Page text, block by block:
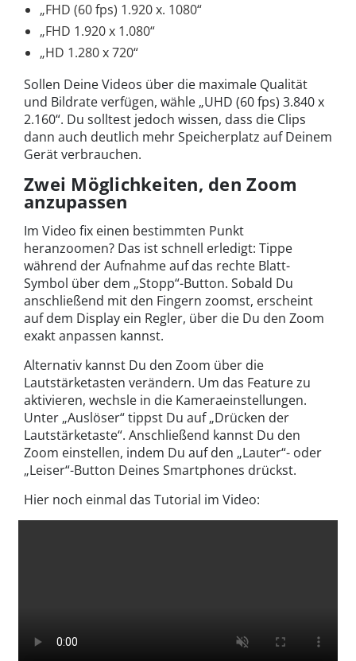
„FHD (60 fps) 1.920 x. 1080“
„FHD 1.920 x 1.080“
„HD 1.280 x 720“
Sollen Deine Videos über die maximale Qualität
und Bildrate verfügen, wähle „UHD (60 fps) 3.840 x
2.160“. Du solltest jedoch wissen, dass die Clips
dann auch deutlich mehr Speicherplatz auf Deinem
Gerät verbrauchen.
Zwei Möglichkeiten, den Zoom
anzupassen
Im Video fix einen bestimmten Punkt
heranzoomen? Das ist schnell erledigt: Tippe
während der Aufnahme auf das rechte Blatt-
Symbol über dem „Stopp“-Button. Sobald Du
anschließend mit den Fingern zoomst, erscheint
auf dem Display ein Regler, über die Du den Zoom
exakt anpassen kannst.
Alternativ kannst Du den Zoom über die
Lautstärketasten verändern. Um das Feature zu
aktivieren, wechsle in die Kameraeinstellungen.
Unter „Auslöser“ tippst Du auf „Drücken der
Lautstärketaste“. Anschließend kannst Du den
Zoom einstellen, indem Du auf den „Lauter“- oder
„Leiser“-Button Deines Smartphones drückst.
Hier noch einmal das Tutorial im Video: